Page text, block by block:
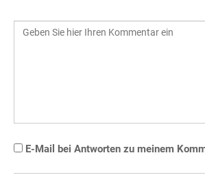
E-Mail bei Antworten zu meinem